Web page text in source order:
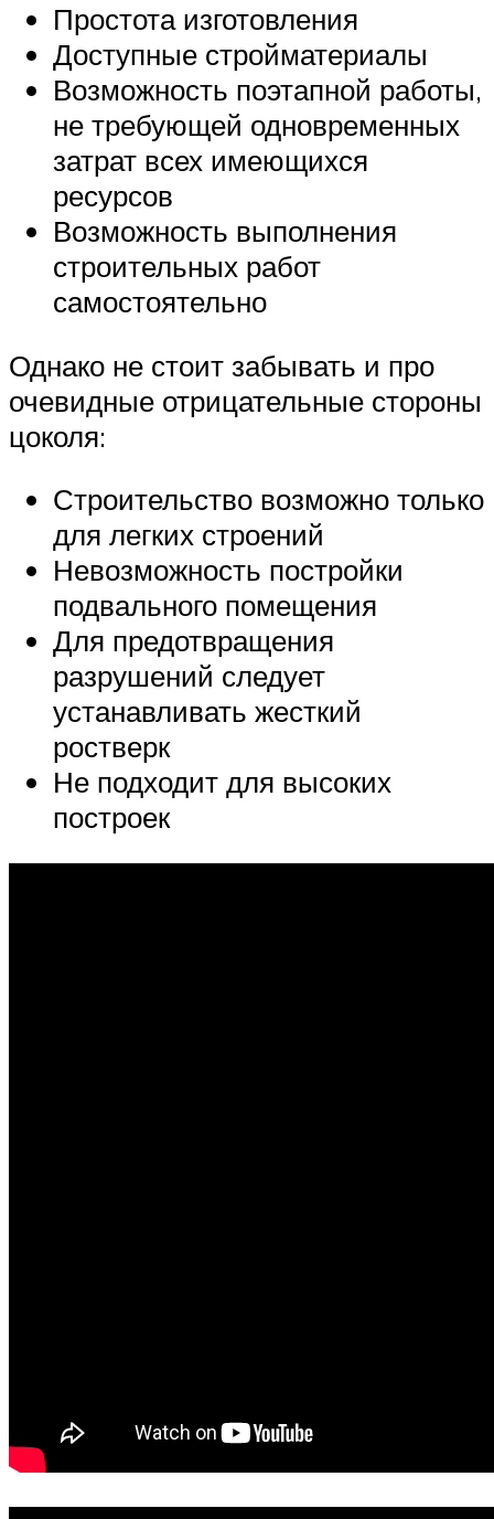
Простота изготовления
Доступные стройматериалы
Возможность поэтапной работы,
не требующей одновременных
затрат всех имеющихся
ресурсов
Возможность выполнения
строительных работ
самостоятельно
Однако не стоит забывать и про
очевидные отрицательные стороны
цоколя:
Строительство возможно только
для легких строений
Невозможность постройки
подвального помещения
Для предотвращения
разрушений следует
устанавливать жесткий
ростверк
Не подходит для высоких
построек